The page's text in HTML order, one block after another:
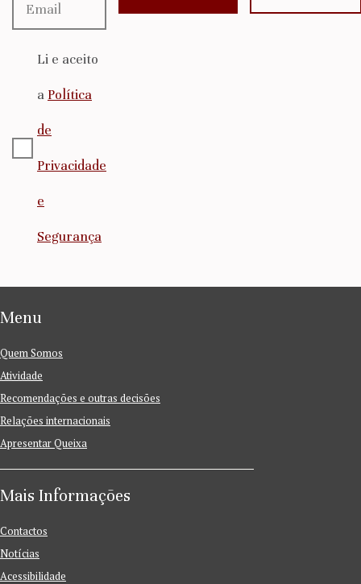
Li e aceito
a Política
de
Privacidade
e
Segurança
Menu
Quem Somos
Atividade
Recomendações e outras decisões
Relações internacionais
Apresentar Queixa
Mais Informações
Contactos
Notícias
Acessibilidade